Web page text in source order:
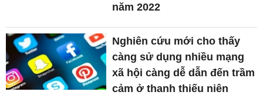
năm 2022
Nghiên cứu mới cho thấy
càng sử dụng nhiều mạng
xã hội càng dễ dẫn đến trầm
cảm ở thanh thiếu niên